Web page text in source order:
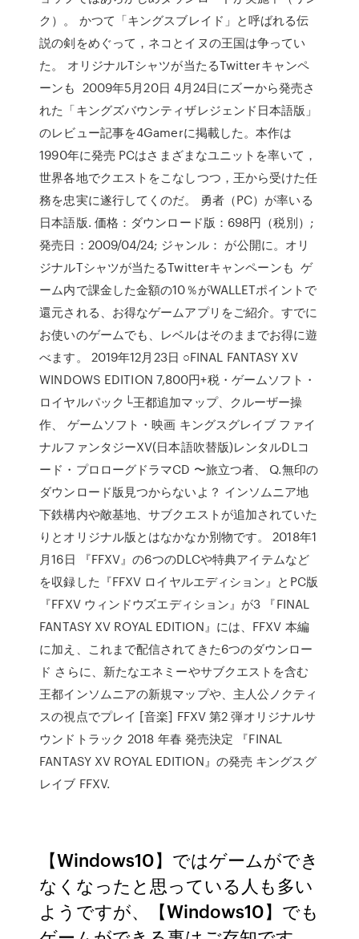
ク）。 かつて「キングスブレイド」と呼ばれる伝
説の剣をめぐって，ネコとイヌの王国は争ってい
た。 オリジナルTシャツが当たるTwitterキャンペ
ーンも 2009年5月20日 4月24日にズーから発売さ
れた「キングズバウンティザレジェンド日本語版」
のレビュー記事を4Gamerに掲載した。本作は
1990年に発売 PCはさまざまなユニットを率いて，
世界各地でクエストをこなしつつ，王から受けた任
務を忠実に遂行してくのだ。 勇者（PC）が率いる
日本語版. 価格：ダウンロード版：698円（税別）;
発売日：2009/04/24; ジャンル： が公開に。オリ
ジナルTシャツが当たるTwitterキャンペーンも ゲ
ーム内で課金した金額の10％がWALLETポイントで
還元される、お得なゲームアプリをご紹介。すでに
お使いのゲームでも、レベルはそのままでお得に遊
べます。 2019年12月23日 ○FINAL FANTASY XV
WINDOWS EDITION 7,800円+税・ゲームソフト・
ロイヤルパック└王都追加マップ、クルーザー操
作、 ゲームソフト・映画 キングスグレイブ ファイ
ナルファンタジーXV(日本語吹替版)レンタルDLコ
ード・プロローグドラマCD 〜旅立つ者、 Q.無印の
ダウンロード版見つからないよ？ インソムニア地
下鉄構内や敵基地、サブクエストが追加されていた
りとオリジナル版とはなかなか別物です。 2018年1
月16日 『FFXV』の6つのDLCや特典アイテムなど
を収録した『FFXV ロイヤルエディション』とPC版
『FFXV ウィンドウズエディション』が3 『FINAL
FANTASY XV ROYAL EDITION』には、FFXV 本編
に加え、これまで配信されてきた6つのダウンロー
ド さらに、新たなエネミーやサブクエストを含む
王都インソムニアの新規マップや、主人公ノクティ
スの視点でプレイ [音楽] FFXV 第2 弾オリジナルサ
ウンドトラック 2018 年春 発売決定 『FINAL
FANTASY XV ROYAL EDITION』の発売 キングスグ
レイブ FFXV.
【Windows10】ではゲームができ
なくなったと思っている人も多い
ようですが、【Windows10】でも